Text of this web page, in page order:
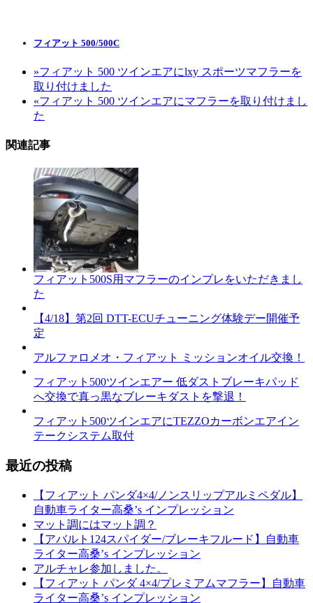
フィアット 500/500C
»フィアット 500 ツインエアにlxy スポーツマフラーを
取り付けました
«フィアット 500 ツインエアにマフラーを取り付けまし
た
関連記事
フィアット500S用マフラーのインプレをいただきまし
た
【4/18】第2回 DTT-ECUチューニング体験デー開催予
定
アルファロメオ・フィアット ミッションオイル交換！
フィアット500ツインエアー 低ダストブレーキパッド
へ交換で真っ黒なブレーキダストを撃退！
フィアット500ツインエアにTEZZOカーボンエアイン
テークシステム取付
最近の投稿
【フィアット パンダ4×4/ノンスリップアルミペダル】
自動車ライター高桑’s インプレッション
マット調にはマット調？
【アバルト124スパイダー/ブレーキフルード】自動車
ライター高桑’s インプレッション
アルチャレ参加しました。
【フィアット パンダ 4×4/プレミアムマフラー】自動車
ライター高桑’s インプレッション